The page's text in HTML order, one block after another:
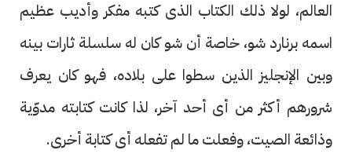
العالم، لولا ذلك الكتاب الذى كتبه مفكر وأديب عظيم
اسمه برنارد شو، خاصة أن شو كان له سلسلة ثارات بينه
وبين الإنجليز الذين سطوا على بلاده، فهو كان يعرف
شرورهم أكثر من أى أحد آخر، لذا كانت كتابته مدوّية
وذائعة الصيت، وفعلت ما لم تفعله أى كتابة أخرى.